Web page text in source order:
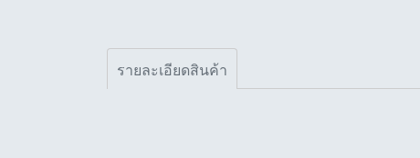
รายละเอียดสินค้า